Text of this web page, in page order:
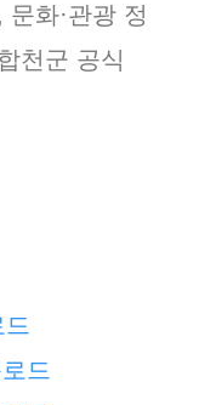
화·관광 정
천군 공식
드